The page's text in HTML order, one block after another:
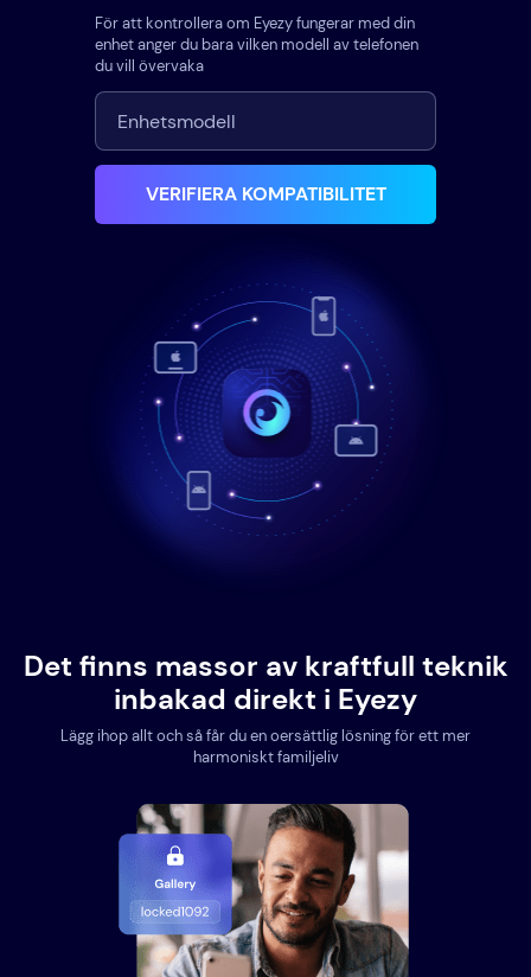
För att kontrollera om Eyezy fungerar med din
enhet anger du bara vilken modell av telefonen
du vill övervaka
VERIFIERA KOMPATIBILITET
Det finns massor av kraftfull teknik
inbakad direkt i Eyezy
Lägg ihop allt och så får du en oersättlig lösning för ett mer
harmoniskt familjeliv